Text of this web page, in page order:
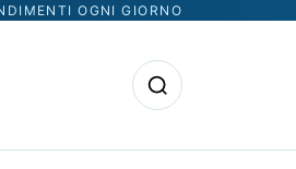
OGNI GIORNO
Apri la ricerca